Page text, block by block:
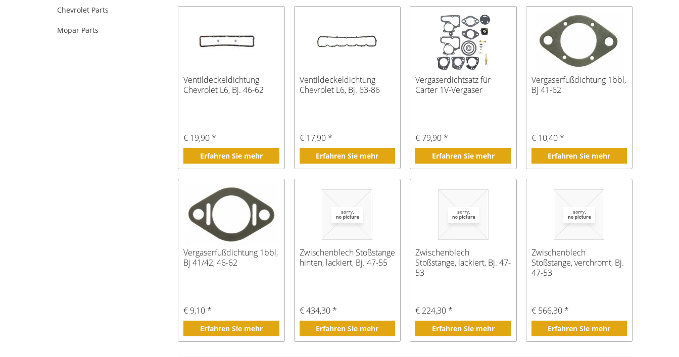
Chevrolet Parts
Mopar Parts
Ventildeckeldichtung
Chevrolet L6, Bj. 46-62
€ 19,90 *
Erfahren Sie mehr
Ventildeckeldichtung
Chevrolet L6, Bj. 63-86
€ 17,90 *
Erfahren Sie mehr
Vergaserdichtsatz für
Carter 1V-Vergaser
€ 79,90 *
Erfahren Sie mehr
Vergaserfußdichtung 1bbl,
Bj 41-62
€ 10,40 *
Erfahren Sie mehr
Vergaserfußdichtung 1bbl,
Bj 41/42, 46-62
€ 9,10 *
Erfahren Sie mehr
Zwischenblech Stoßstange
hinten, lackiert, Bj. 47-55
€ 434,30 *
Erfahren Sie mehr
Zwischenblech
Stoßstange, lackiert, Bj. 47-
53
€ 224,30 *
Erfahren Sie mehr
Zwischenblech
Stoßstange, verchromt, Bj.
47-53
€ 566,30 *
Erfahren Sie mehr